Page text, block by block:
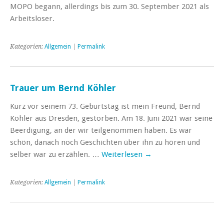
MOPO begann, allerdings bis zum 30. September 2021 als
Arbeitsloser.
Kategorien: Allgemein Permalink
Trauer um Bernd Köhler
Kurz vor seinem 73. Geburtstag ist mein Freund, Bernd
Köhler aus Dresden, gestorben. Am 18. Juni 2021 war seine
Beerdigung, an der wir teilgenommen haben. Es war
schön, danach noch Geschichten über ihn zu hören und
selber war zu erzählen. … Weiterlesen →
Kategorien: Allgemein Permalink